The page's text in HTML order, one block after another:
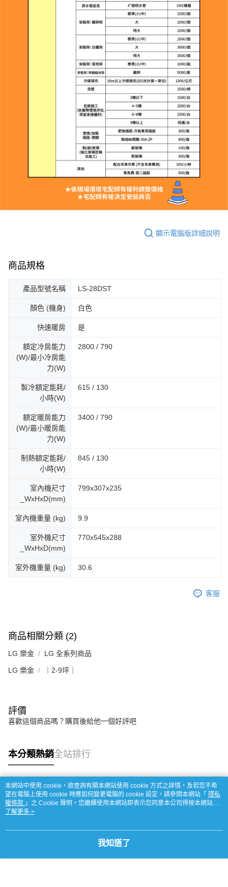
顯示電腦版詳細說明
商品規格
產品型號名稱 LS-28DST
顏色 (機身) 白色
快速暖房 是
額定冷房能力
(W)/最小冷房能
力(W)
2800 / 790
製冷額定能耗/
小時(W)
615 / 130
額定暖房能力
(W)/最小暖房能
力(W)
3400 / 790
制熱額定能耗/
小時(W)
845 / 130
室內機尺寸
_WxHxD(mm)
799x307x235
室內機重量 (kg) 9.9
室外機尺寸
_WxHxD(mm)
770x545x288
室外機重量 (kg) 30.6
客服
商品相關分類 (2)
LG 樂金 LG 全系列商品
LG 樂金 ｜2-9坪｜
評價
喜歡這個商品嗎？購買後給他一個好評吧
本分類熱銷全站排行
熱門標籤
本網站中使用 cookie，欲查詢有關本網站使用 cookie 方式之詳情，及若您不希
望在電腦上使用 cookie 時應如何變更電腦的 cookie 設定，請參閱本網站「 隱私
權條款 」之 Cookie 聲明。您繼續使用本網站即表示您同意本公司得按本網站使
用條款之 Cookie 聲明使用 cookie。
了解更多 >
我知道了